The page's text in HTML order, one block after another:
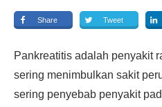
Share Tweet
Pankreatitis adalah penyakit
sering menimbulkan sakit
sering penyebab penyakit